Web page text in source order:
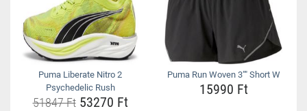
Puma Liberate Nitro 2
Psychedelic Rush
51847 Ft53270 Ft
Puma Run Woven 3"" Short W
15990 Ft